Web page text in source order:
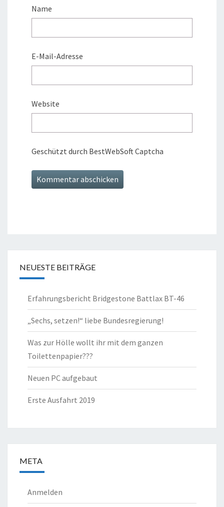
Name
E-Mail-Adresse
Website
Geschützt durch BestWebSoft Captcha
NEUESTE BEITRÄGE
Erfahrungsbericht Bridgestone Battlax BT-46
„Sechs, setzen!“ liebe Bundesregierung!
Was zur Hölle wollt ihr mit dem ganzen
Toilettenpapier???
Neuen PC aufgebaut
Erste Ausfahrt 2019
META
Anmelden